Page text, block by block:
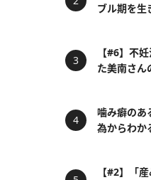
ブル期を生
【#6】不
た美南さん
噛み癖のあ
為からわか
【#2】「